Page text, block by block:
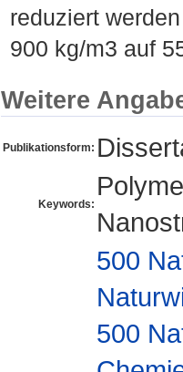
reduziert
900 kg/m3 auf
Weitere
Publikationsform:
Keywords:
500
500